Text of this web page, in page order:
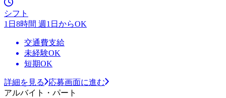
シフト
1日8時間 週1日からOK
交通費支給
未経験OK
短期OK
詳細を見る
応募画面に進む
アルバイト・パート